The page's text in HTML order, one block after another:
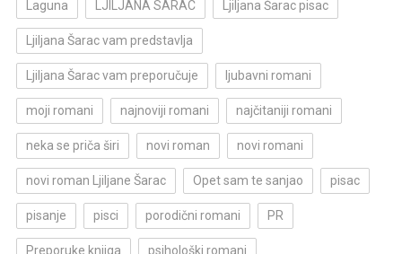
Laguna LJILJANA SARAC Ljiljana Šarac pisac
Ljiljana Šarac vam predstavlja
Ljiljana Šarac vam preporučuje ljubavni romani
moji romani najnoviji romani najčitaniji romani
neka se priča širi novi roman novi romani
novi roman Ljiljane Šarac Opet sam te sanjao pisac
pisanje pisci porodični romani PR
Preporuke knjiga psihološki romani